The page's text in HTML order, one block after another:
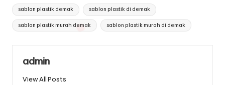
Tags:
sablon plastik demak sablon plastik di demak
sablon plastik murah demak sablon plastik murah di demak
admin
View All Posts